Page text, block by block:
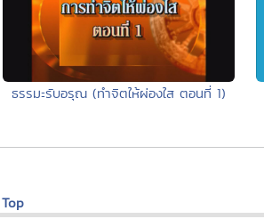
ธรรมะรับอรุณ (ทำจิตให้ผ่องใส ตอนที่ 1)